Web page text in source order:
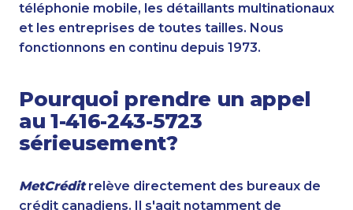
téléphonie mobile, les détaillants multinationaux
et les entreprises de toutes tailles. Nous
fonctionnons en continu depuis 1973.
Pourquoi prendre un appel
au 1-416-243-5723
sérieusement?
MetCréditrelève directement des bureaux de
crédit canadiens. Il s'agit notamment de